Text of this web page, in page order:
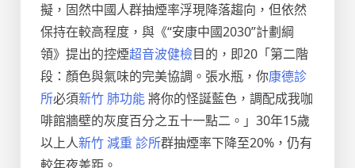
擬，固然中國人群抽煙率浮現降落趨向，但依然
保持在較高程度，與《“安康中國2030”計劃綱
領》提出的控煙超音波健檢目的，即20「第二階
段：顏色與氣味的完美協調。張水瓶，你康德診
所必須新竹 肺功能將你的怪誕藍色，調配成我咖
啡館牆壁的灰度百分之五十一點二。」30年15歲
以上人新竹 減重 診所群抽煙率下降至20%，仍有